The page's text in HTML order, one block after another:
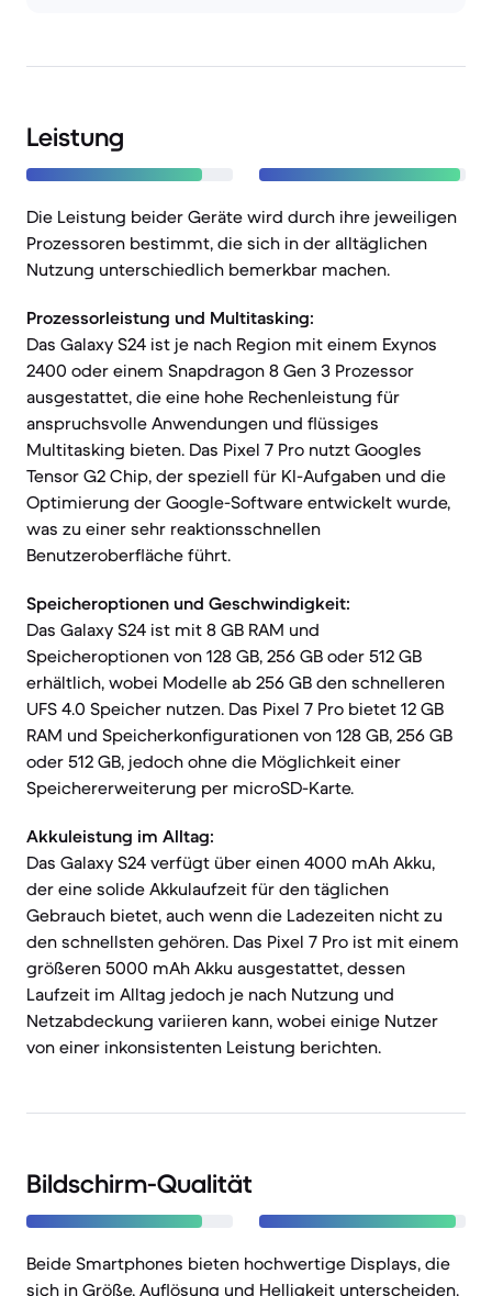
Leistung
Die Leistung beider Geräte wird durch ihre jeweiligen
Prozessoren bestimmt, die sich in der alltäglichen
Nutzung unterschiedlich bemerkbar machen.
Prozessorleistung und Multitasking:
Das Galaxy S24 ist je nach Region mit einem Exynos
2400 oder einem Snapdragon 8 Gen 3 Prozessor
ausgestattet, die eine hohe Rechenleistung für
anspruchsvolle Anwendungen und flüssiges
Multitasking bieten. Das Pixel 7 Pro nutzt Googles
Tensor G2 Chip, der speziell für KI-Aufgaben und die
Optimierung der Google-Software entwickelt wurde,
was zu einer sehr reaktionsschnellen
Benutzeroberfläche führt.
Speicheroptionen und Geschwindigkeit:
Das Galaxy S24 ist mit 8 GB RAM und
Speicheroptionen von 128 GB, 256 GB oder 512 GB
erhältlich, wobei Modelle ab 256 GB den schnelleren
UFS 4.0 Speicher nutzen. Das Pixel 7 Pro bietet 12 GB
RAM und Speicherkonfigurationen von 128 GB, 256 GB
oder 512 GB, jedoch ohne die Möglichkeit einer
Speichererweiterung per microSD-Karte.
Akkuleistung im Alltag:
Das Galaxy S24 verfügt über einen 4000 mAh Akku,
der eine solide Akkulaufzeit für den täglichen
Gebrauch bietet, auch wenn die Ladezeiten nicht zu
den schnellsten gehören. Das Pixel 7 Pro ist mit einem
größeren 5000 mAh Akku ausgestattet, dessen
Laufzeit im Alltag jedoch je nach Nutzung und
Netzabdeckung variieren kann, wobei einige Nutzer
von einer inkonsistenten Leistung berichten.
Bildschirm-Qualität
Beide Smartphones bieten hochwertige Displays, die
sich in Größe, Auflösung und Helligkeit unterscheiden.